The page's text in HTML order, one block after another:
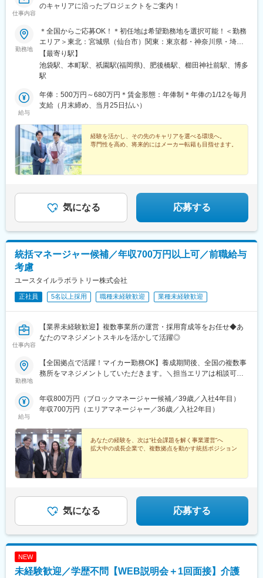
仕事内容
のキャリアに沿ったプロジェクトをご案内！
勤務地
＊全国からご応募OK！＊初任地は希望勤務地を選択可能！＜勤務
エリア＞東北：宮城県（仙台市）関東：東京都・神奈川県・埼玉
県・千葉県・栃木県・群馬県東海：愛知県・静岡県・岐阜県信
越：長野県（松本市）北陸：石川県（金沢市）関西：大阪府・兵
庫県中国：広島県四国：香川県（高松市）・愛媛県（松山市）九
県【東京本社】東京都豊島区西池袋3-27-12 池袋ウェストパーク
ビル＊各線「池袋駅」西口より徒歩5分【大阪オフィス】大阪府大
各線「本町駅」より徒歩1分【福岡オフィス】福岡県福岡市博多区
博多駅前2-19-24 大博センタービル6F＊JR・福岡市地下鉄各線
「博多駅」より徒歩5分
【最寄り駅】
池袋駅、本町駅、祇園駅(福岡県)、肥後橋駅、櫛田神社前駅、博多
駅
給与
年俸：500万円～680万円＊賃金形態：年俸制＊年俸の1/12を毎月
支給（月末締め、当月25日払い）
経験を活かし、その先のキャリアを選べる環境へ。
専門性を高め、将来的にはメーカー転籍も目指せます。
気になる 応募する
統括マネージャー候補／年収700万円以上可／前職給与
考慮
ユースタイルラボラトリー株式会社
正社員 5名以上採用 職種未経験歓迎 業種未経験歓迎
仕事内容
【業界未経験歓迎】複数事業所の運営・採用育成等をお任せ◆あ
なたのマネジメントスキルを活かして活躍◎
勤務地
【全国拠点で活躍！マイカー勤務OK】養成期間後、全国の複数事
務所をマネジメントしていただきます。＼担当エリアは相談可
《養成期間中の勤務地》現在は東京、横浜、埼玉、福岡の事業所
で行っていますが、ご希望に合わせて、お住まいのエリアで行う
ことも可能です。また社宅の利用もできますので、ご面接時にお
が対象※現在お住まいの地域又はジェネラルマネージャーと相談の
上決定《配属事業部について》障害福祉事業では「重度訪問介
護」と「グループホーム」、高齢者事業では「訪問介護事業」を
展開しています。配属に関しては、適性や条件等に応じて、配属
の事業部を決定。あなたの適性や能力を活かせる適切な部署でご
なる点はご相談ください。☆引越し手当支給・借り上げ社宅提供
あり（無料）
給与
年収800万円（ブロックマネージャー候補／39歳／入社4年目）
年収700万円（エリアマネージャー／36歳／入社2年目）
あなたの経験を、次は“社会課題を解く事業運営”へ
拡大中の成長企業で、複数拠点を動かす統括ポジション
気になる 応募する
NEW
未経験歓迎／学歴不問【WEB説明会＋1回面接】介護